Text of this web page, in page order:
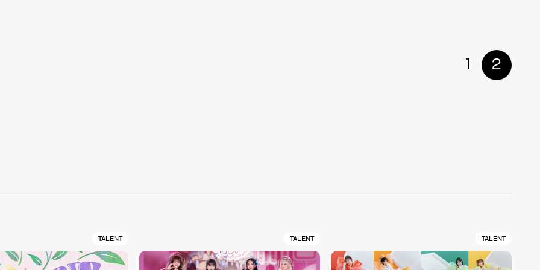
1 2
TALENT TALENT TALENT